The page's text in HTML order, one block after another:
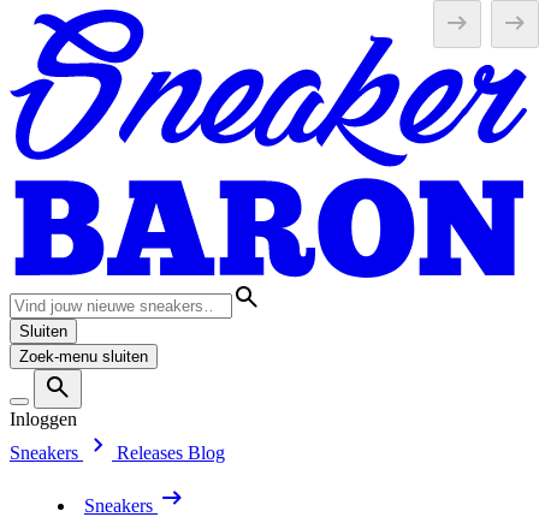
Sluiten
Zoek-menu sluiten
Inloggen
Sneakers
Releases Blog
Sneakers